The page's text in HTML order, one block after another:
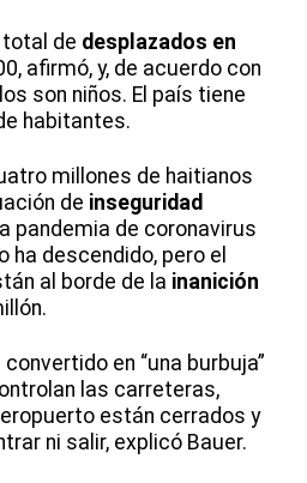
total de desplazados en
afirmó, y, de acuerdo con
son niños. El país tiene
habitantes.
millones de haitianos
de inseguridad
pandemia de coronavirus
ha descendido, pero el
al borde de la inanición
en “una burbuja”
las carreteras,
están cerrados y
ni salir, explicó Bauer.